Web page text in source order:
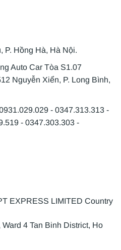
P. Hồng Hà, Hà Nội.
Auto Car Tòa S1.07
Nguyễn Xiển, P. Long Bình,
- 0347.313.313 -
- 0347.303.303 -
EXPRESS LIMITED Country
4 Tan Binh District, Ho